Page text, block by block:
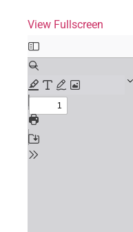
View Fullscreen